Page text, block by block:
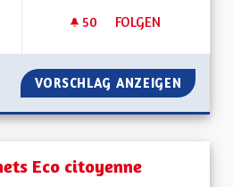
50 50 FOLLOWER
FOLGEN
GRATUITÉ DES
VORSCHLAG ANZEIGEN
Eco citoyenne